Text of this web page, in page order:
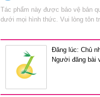
Tác phẩm này được bảo vệ bản
dưới mọi hình thức. Vui lòng tôn
Đăng lúc: Chủ
Người đăng bài